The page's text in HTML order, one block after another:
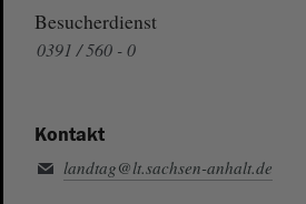
Besucherdienst
0391 / 560 - 0
Kontakt
landtag@lt.sachsen-anhalt.de